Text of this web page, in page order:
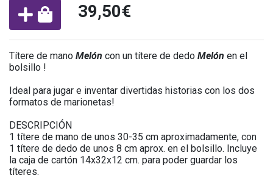
39,50€
Títere de mano Melón con un títere de dedo Melón en el
bolsillo !
Ideal para jugar e inventar divertidas historias con los dos
formatos de marionetas!
DESCRIPCIÓN
1 títere de mano de unos 30-35 cm aproximadamente, con
1 títere de dedo de unos 8 cm aprox. en el bolsillo. Incluye
la caja de cartón 14x32x12 cm. para poder guardar los
títeres.